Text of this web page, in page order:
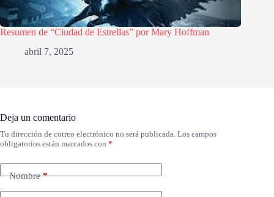
Resumen de “Ciudad de Estrellas” por Mary Hoffman
abril 7, 2025
Deja un comentario
Tu dirección de correo electrónico no será publicada. Los campos
obligatorios están marcados con *
Nombre*